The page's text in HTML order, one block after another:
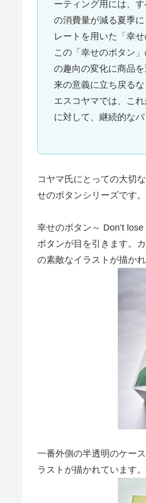
ーティング用には、
の消費量が減る夏季
レートを用いた「幸
この「幸せのボタン
の趣向の変化に商品
来の意義に立ち戻る
エスコヤマでは、こ
に対して、継続的な
コヤマ氏にとっての大切
せのボタンシリーズです。
幸せのボタン～ Don’t
ボタンが目を引きます。
の素敵なイラストが描かれ
一番外側の半透明のケー
ラストが描かれています